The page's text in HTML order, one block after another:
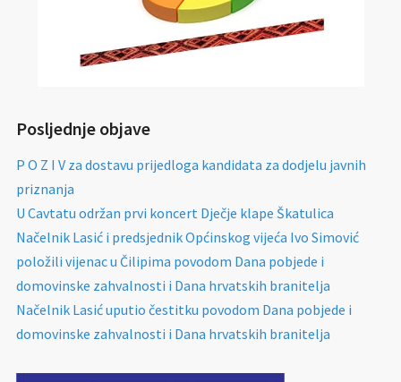
Posljednje objave
P O Z I V za dostavu prijedloga kandidata za dodjelu javnih
priznanja
U Cavtatu održan prvi koncert Dječje klape Škatulica
Načelnik Lasić i predsjednik Općinskog vijeća Ivo Simović
položili vijenac u Čilipima povodom Dana pobjede i
domovinske zahvalnosti i Dana hrvatskih branitelja
Načelnik Lasić uputio čestitku povodom Dana pobjede i
domovinske zahvalnosti i Dana hrvatskih branitelja